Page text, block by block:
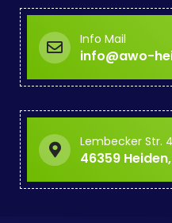
Info Mail
info@awo-
Lembecker Str. 4
46359